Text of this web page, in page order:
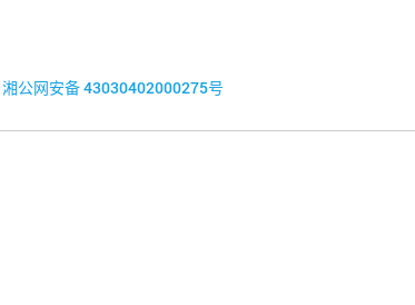
湘公网安备 43030402000275号